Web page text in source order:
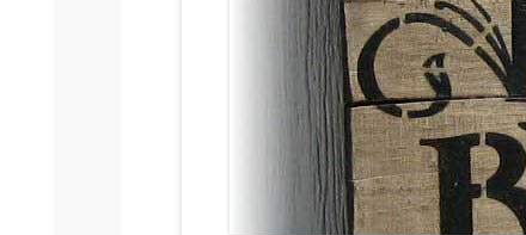
SYDSJÆLLAND